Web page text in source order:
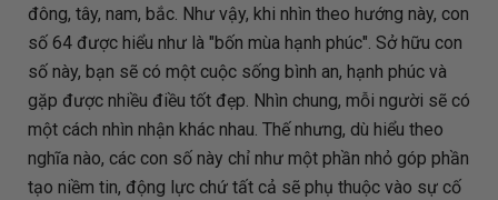
đông, tây, nam, bắc. Như vậy, khi nhìn theo hướng này, con
số 64 được hiểu như là "bốn mùa hạnh phúc". Sở hữu con
số này, bạn sẽ có một cuộc sống bình an, hạnh phúc và
gặp được nhiều điều tốt đẹp. Nhìn chung, mỗi người sẽ có
một cách nhìn nhận khác nhau. Thế nhưng, dù hiểu theo
nghĩa nào, các con số này chỉ như một phần nhỏ góp phần
tạo niềm tin, động lực chứ tất cả sẽ phụ thuộc vào sự cố